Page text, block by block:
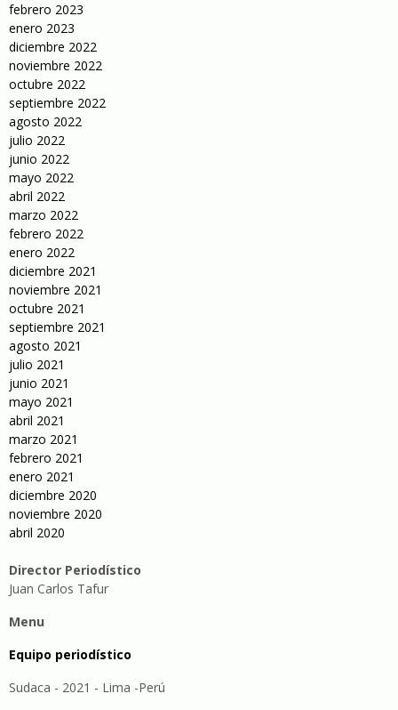
febrero 2023
enero 2023
diciembre 2022
noviembre 2022
octubre 2022
septiembre 2022
agosto 2022
julio 2022
junio 2022
mayo 2022
abril 2022
marzo 2022
febrero 2022
enero 2022
diciembre 2021
noviembre 2021
octubre 2021
septiembre 2021
agosto 2021
julio 2021
junio 2021
mayo 2021
abril 2021
marzo 2021
febrero 2021
enero 2021
diciembre 2020
noviembre 2020
abril 2020
Director Periodístico
Juan Carlos Tafur
Menu
Equipo periodístico
Sudaca - 2021 - Lima -Perú